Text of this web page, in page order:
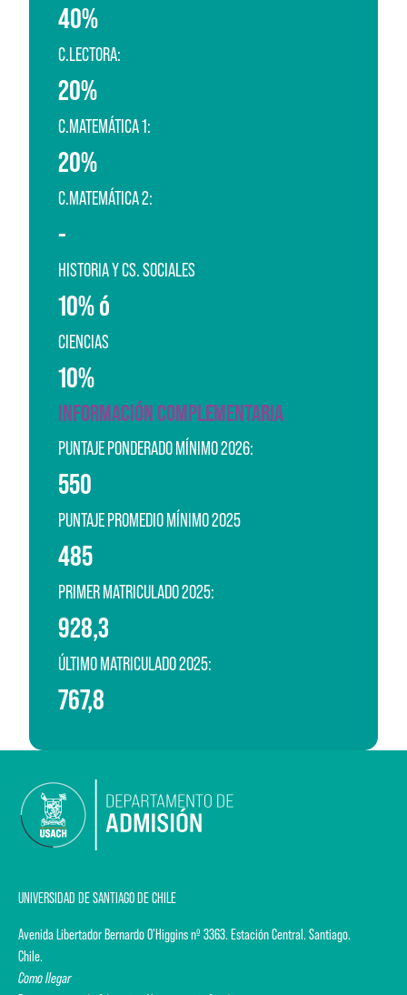
40%
C.LECTORA:
20%
C.MATEMÁTICA 1:
20%
C.MATEMÁTICA 2:
-
HISTORIA Y CS. SOCIALES
10% ó
CIENCIAS
10%
INFORMACIÓN COMPLEMENTARIA
PUNTAJE PONDERADO MÍNIMO 2026:
550
PUNTAJE PROMEDIO MÍNIMO 2025
485
PRIMER MATRICULADO 2025:
928,3
ÚLTIMO MATRICULADO 2025:
767,8
UNIVERSIDAD DE SANTIAGO DE CHILE
Avenida Libertador Bernardo O'Higgins nº 3363. Estación Central. Santiago.
Chile.
Como llegar